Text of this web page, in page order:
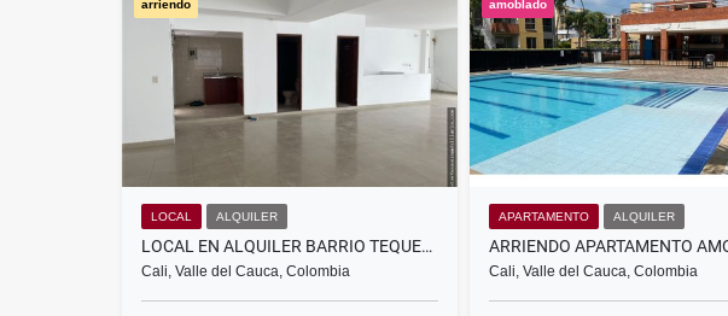
$700.000 $680.000.000
arriendo
LOCAL ALQUILER
LOCAL EN ALQUILER BARRIO TEQUENDAMA ,CALI
Cali, Valle del Cauca, Colombia
amoblado
APARTAMENTO ALQUILER
Cali, Valle del Cauca, Colombia